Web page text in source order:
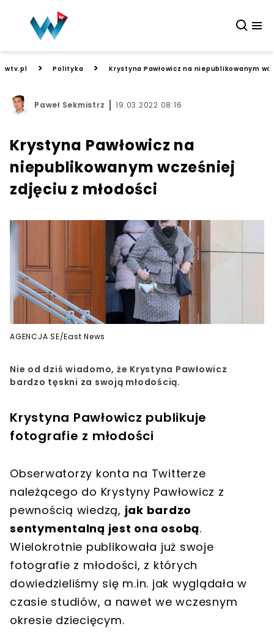
wtv.pl > Polityka > Krystyna Pawłowicz na niepublikowanym
Paweł Sekmistrz 19.03.2022 08:16
Krystyna Pawłowicz na
niepublikowanym wcześniej
zdjęciu z młodości
AGENCJA SE/East News
Nie od dziś wiadomo, że Krystyna Pawłowicz
bardzo tęskni za swoją młodością.
Krystyna Pawłowicz publikuje
fotografie z młodości
Obserwatorzy konta na Twitterze
należącego do Krystyny Pawłowicz z
pewnością wiedzą, jak bardzo
sentymentalną jest ona osobą.
Wielokrotnie publikowała już swoje
fotografie z młodości, z których
dowiedzieliśmy się m.in. jak wyglądała w
czasie studiów, a nawet we wczesnym
okresie dziecięcym.